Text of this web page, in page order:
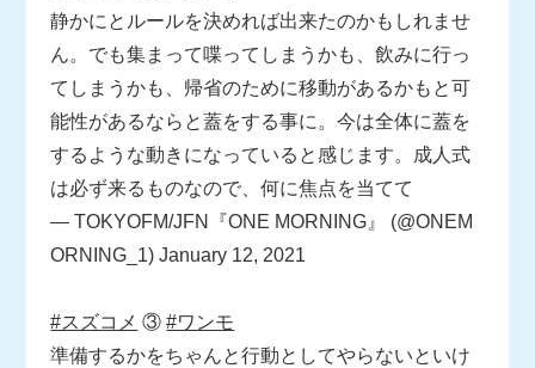
静かにとルールを決めれば出来たのかもしれませ
ん。でも集まって喋ってしまうかも、飲みに行っ
てしまうかも、帰省のために移動があるかもと可
能性があるならと蓋をする事に。今は全体に蓋を
するような動きになっていると感じます。成人式
は必ず来るものなので、何に焦点を当てて
— TOKYOFM/JFN『ONE MORNING』 (@ONEM
ORNING_1)January 12, 2021
#スズコメ ③#ワンモ
準備するかをちゃんと行動としてやらないといけ